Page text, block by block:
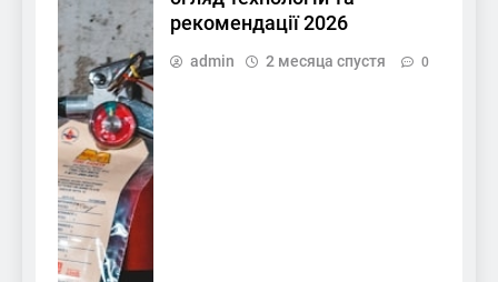
рекомендації 2026
admin 2 месяца спустя 0